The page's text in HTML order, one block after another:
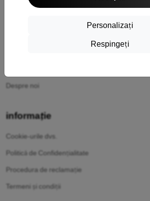
Personalizați
Respingeți
Transport și plată
Despre noi
informație
Cookie-urile dvs.
Politică de Confidențialitate
Procedura de reclamație
Termeni și condiții